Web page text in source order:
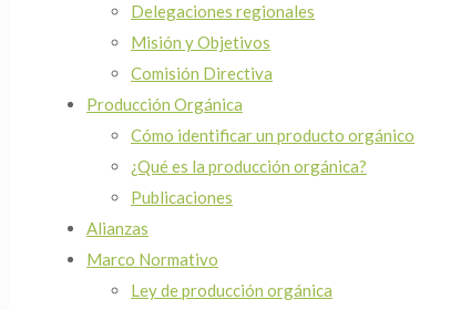
Delegaciones regionales
Misión y Objetivos
Comisión Directiva
Producción Orgánica
Cómo identificar un producto orgánico
¿Qué es la producción orgánica?
Publicaciones
Alianzas
Marco Normativo
Ley de producción orgánica